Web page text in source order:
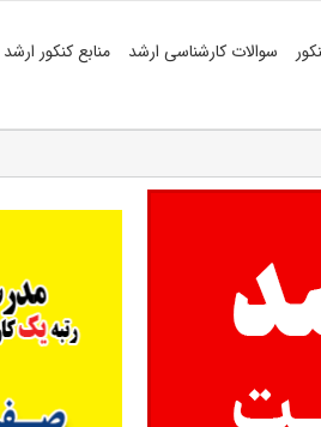
سوالات کارشناسی ارشد منابع کنکور ارشد